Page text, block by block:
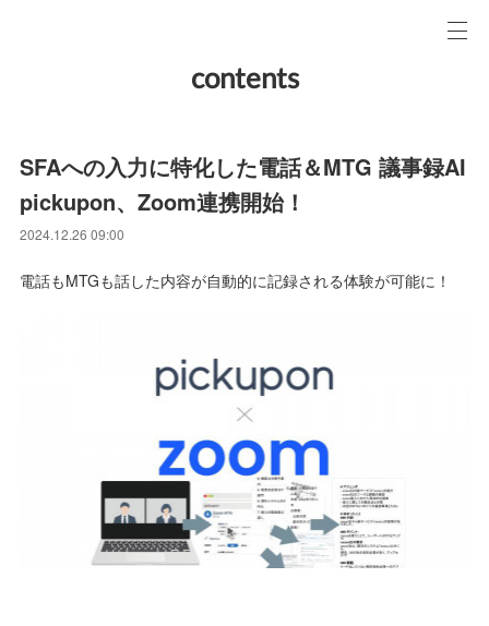
contents
SFAへの入力に特化した電話＆MTG 議事録AI
pickupon、Zoom連携開始！
2024.12.26 09:00
電話もMTGも話した内容が自動的に記録される体験が可能に！